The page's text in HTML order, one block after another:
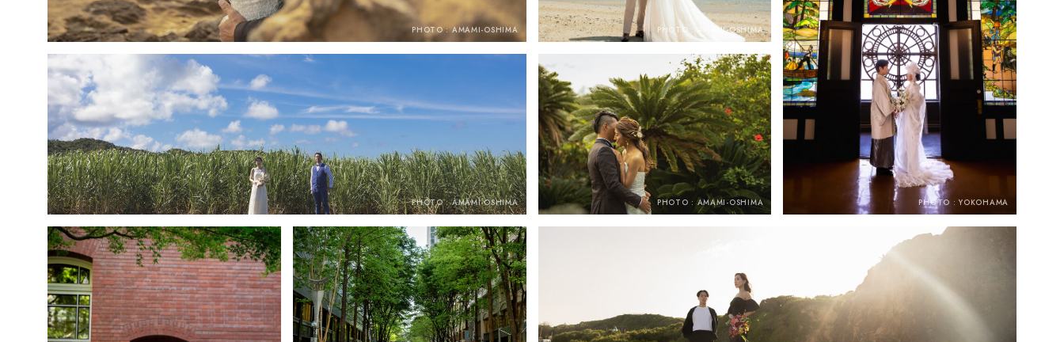
PHOTO : AMAMI-OSHIMA PHOTO : AMAMI-OSHIMA
PHOTO : AMAMI-OSHIMA PHOTO : YOKOHAMA
PHOTO : AMAMI-OSHIMA